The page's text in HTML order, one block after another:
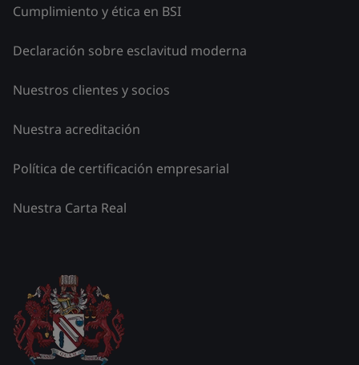
Cumplimiento y ética en BSI
Declaración sobre esclavitud moderna
Nuestros clientes y socios
Nuestra acreditación
Política de certificación empresarial
Nuestra Carta Real